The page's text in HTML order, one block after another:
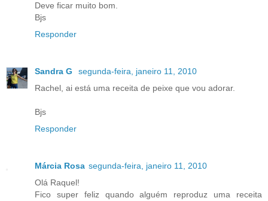
Deve ficar muito bom.
Bjs
Responder
Sandra G
segunda-feira, janeiro 11, 2010
Rachel, ai está uma receita de peixe que vou adorar.
Bjs
Responder
Márcia Rosa segunda-feira, janeiro 11, 2010
Olá Raquel!
Fico super feliz quando alguém reproduz uma receita